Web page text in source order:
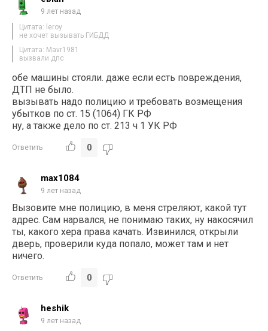
9 лет назад
Цитата: leroy
не хочет вызывать ГИБДД
Цитата: Mavr1981
вызвали дпс
обе машины стояли. даже если есть повреждения,
ДТП не было.
вызывать надо полицию и требовать возмещения
убытков по ст. 15 (1064) ГК РФ
ну, а также дело по ст. 213 ч 1 УК РФ
Ответить 0
max1084
9 лет назад
Вызовите мне полицию, в меня стреляют, какой тут
адрес. Сам нарвался, не понимаю таких, ну накосячил
ты, какого хера права качать. Извинился, открыли
дверь, проверили куда попало, может там и нет
ничего.
Ответить 0
heshik
9 лет назад